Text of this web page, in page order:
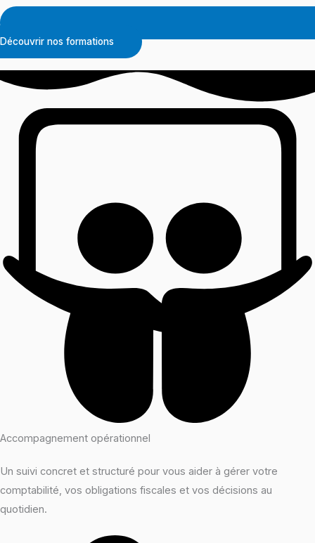
Découvrir nos formations
Accompagnement opérationnel
Un suivi concret et structuré pour vous aider à gérer votre
comptabilité, vos obligations fiscales et vos décisions au
quotidien.